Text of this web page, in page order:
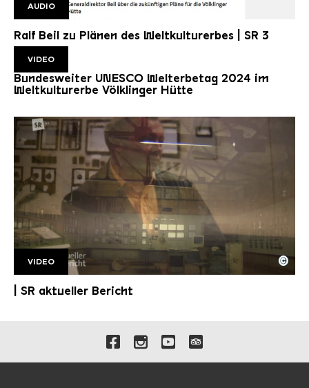
SR 3 RALF BEIL
AUDIO
Ralf Beil zu Plänen des Weltkulturerbes | SR 3
VIDEO
Bundesweiter UNESCO Welterbetag 2024 im
Weltkulturerbe Völklinger Hütte
AB UNESCO Welterbetag v2
Copyright: Saarländischer Rundfunk
©
VIDEO
| SR aktueller Bericht
Verlinkungen zu unseren